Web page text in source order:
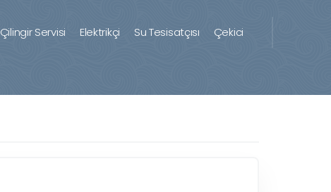
Çilingir Servisi Elektrikçi Su Tesisatçısı Çekici